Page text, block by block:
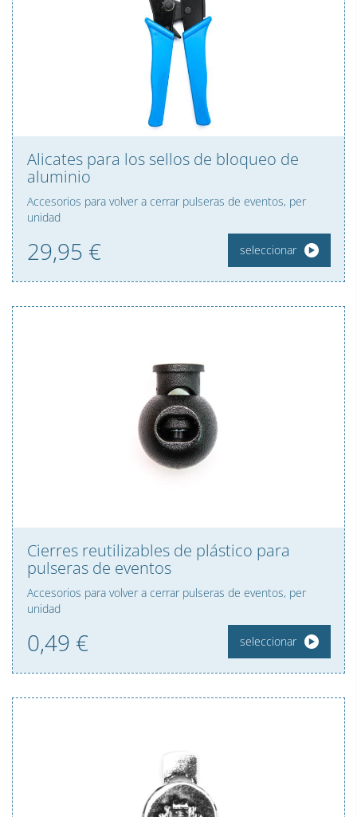
Alicates para los sellos de bloqueo de
aluminio
Accesorios para volver a cerrar pulseras de eventos, per
unidad
29,95 € seleccionar
Cierres reutilizables de plástico para
pulseras de eventos
Accesorios para volver a cerrar pulseras de eventos, per
unidad
0,49 € seleccionar